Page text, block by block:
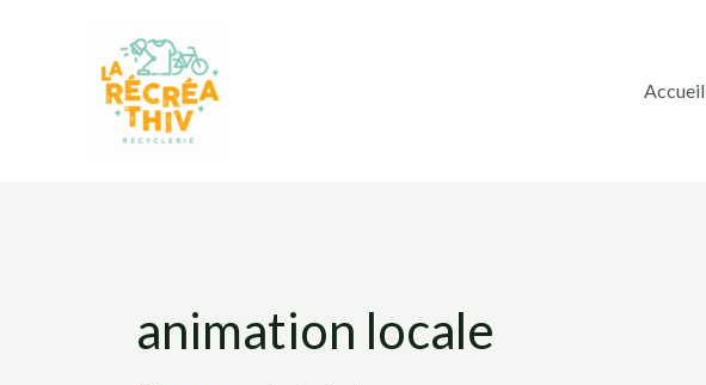
Accueil
animation locale
Évènements